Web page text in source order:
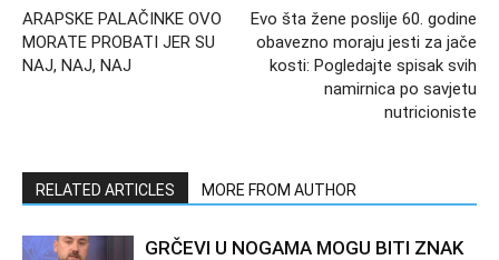
ARAPSKE PALAČINKE OVO
MORATE PROBATI JER SU
NAJ, NAJ, NAJ
Evo šta žene poslije 60. godine
obavezno moraju jesti za jače
kosti: Pogledajte spisak svih
namirnica po savjetu
nutricioniste
RELATED ARTICLES MORE FROM AUTHOR
GRČEVI U NOGAMA MOGU BITI ZNAK